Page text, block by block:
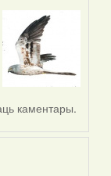
каментары.